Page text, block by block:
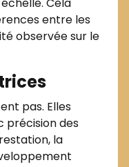
entre les
observée sur le
pas. Elles
précision des
la